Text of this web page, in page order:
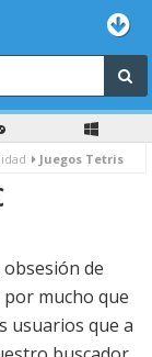
Juegos Tetris
de
por mucho que
usuarios que a